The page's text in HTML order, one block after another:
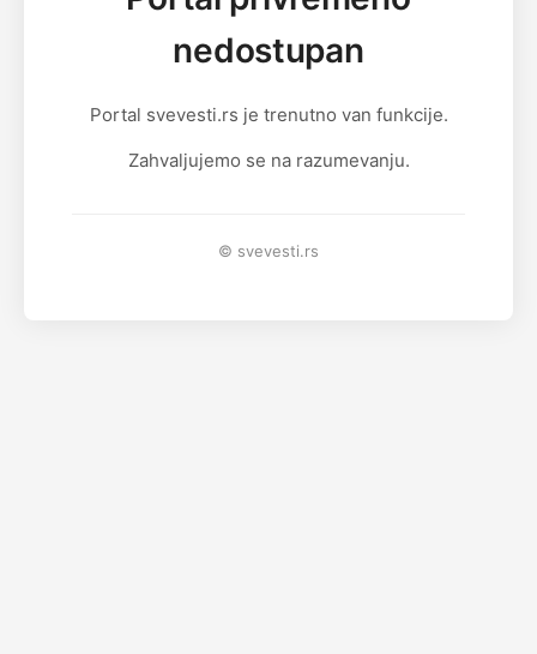
nedostupan
Portal svevesti.rs je trenutno van funkcije.
Zahvaljujemo se na razumevanju.
© svevesti.rs